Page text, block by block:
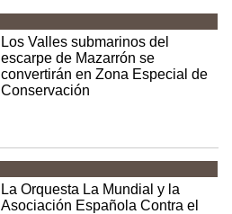
Los Valles submarinos del
escarpe de Mazarrón se
convertirán en Zona Especial de
Conservación
La Orquesta La Mundial y la
Asociación Española Contra el